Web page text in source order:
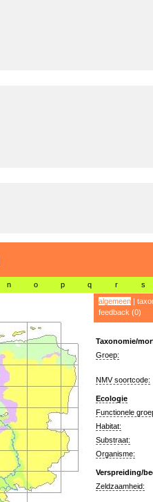
n o p q r s
algemeen|
feedback (0)
Taxonomie/
Groep:
NMV soortcode:
Ecologie
Functionele
Habitat:
Substraat:
Organisme:
Verspreiding/
Zeldzaamheid: